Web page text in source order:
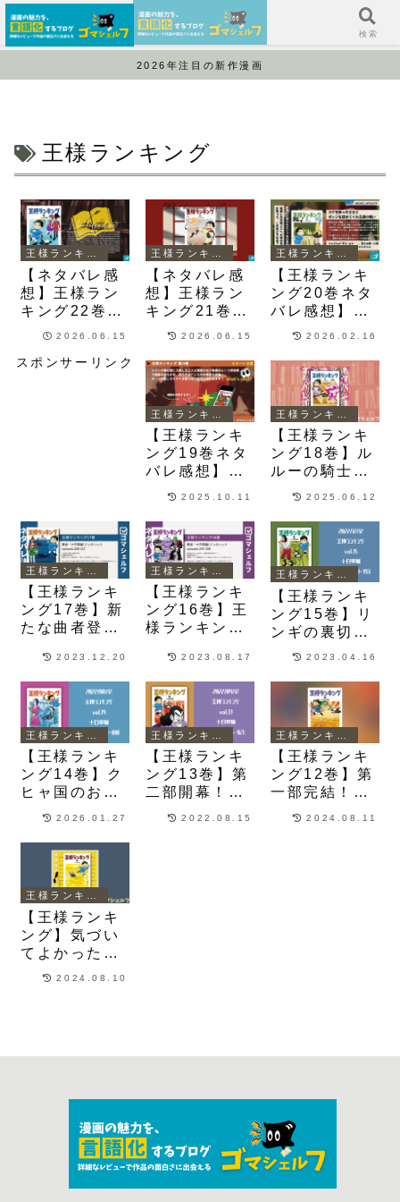
2026年注目の新作漫画
王様ランキング
【ネタバレ感
想】王様ラン
キング22巻は
ポイーズの過
ンの狡猾な性
2026.06.15
【ネタバレ感
想】王様ラン
キング21巻は
ポイーズの過
に！【22巻発
売日】
2026.06.15
【王様ランキ
ング20巻ネタ
バレ感想】黒
幕と思われた
は水銀のメス
ヘル神の存在
が！？
2026.02.16
スポンサーリンク
【王様ランキ
ング19巻ネタ
バレ感想】ル
ルーとポイー
が追加されて
善悪が複雑化
する
2025.10.11
【王様ランキ
ング18巻】ル
ルーの騎士団
に入ったボッ
任務で毒森討
伐に挑戦する
姿が描かれる
2025.06.12
【王様ランキ
ング17巻】新
たな曲者登
との別れから
騎士団との出
会いが描かれ
る
2023.12.20
【王様ランキ
ング16巻】王
様ランキング
謎が深まり影
一族の身体の
秘密が明らか
になる
2023.08.17
【王様ランキ
ング15巻】リ
ンギの裏切り
どころではな
国に招かれた
神の一族・ザ
キ神の脅威が
描かれる
2023.04.16
【王様ランキ
ング14巻】ク
ヒャ国のお姫
様・メッヒと
盗り騒動が描
かれる
2026.01.27
【王様ランキ
ング13巻】第
二部開幕！冥
府の王・デス
2022.08.15
【王様ランキ
ング12巻】第
一部完結！親
子対決と騒動
2024.08.11
【王様ランキ
ング】気づい
てよかった！
絵柄で避ける
2024.08.10
サイドバー 検索